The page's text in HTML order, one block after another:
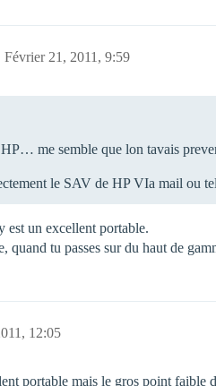
Février 21, 2011, 9:59
me semble que lon tavais
le SAV de HP VIa mail ou tel
est un excellent portable.
quand tu passes sur du haut de
12:05
portable mais le gros point faible